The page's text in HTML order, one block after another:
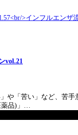
vol.21
や「苦い」など、苦
品)」…